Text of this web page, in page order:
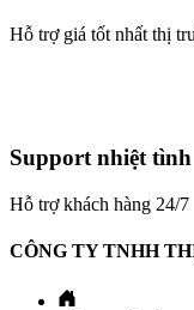
Hỗ trợ giá tốt nhất thị
Support nhiệt tình
Hỗ trợ khách hàng 24/7
CÔNG TY TNHH